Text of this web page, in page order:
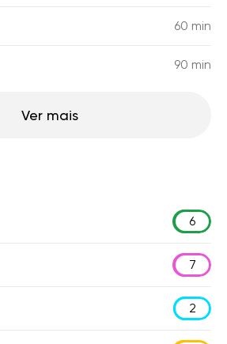
60 min
90 min
Ver mais
6
7
2